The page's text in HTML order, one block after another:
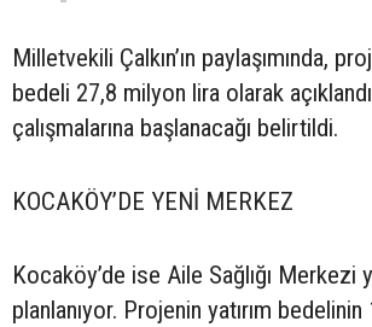
Milletvekili Çalkın’ın paylaşımında,
bedeli 27,8 milyon lira olarak
çalışmalarına başlanacağı belirtildi.
KOCAKÖY’DE YENİ MERKEZ
Kocaköy’de ise Aile Sağlığı Merkezi
planlanıyor. Projenin yatırım